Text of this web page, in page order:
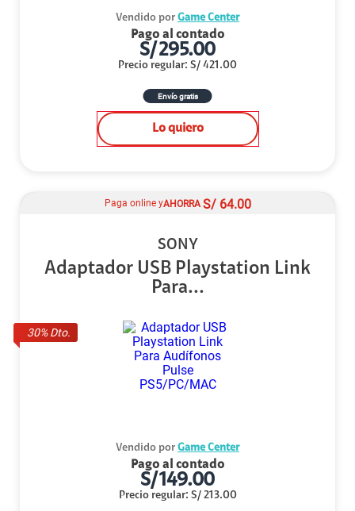
Vendido por Game Center
Pago al contado
S/295.00
Precio regular: S/ 421.00
Envío gratis
Lo quiero
30% Dto.
Paga online yAHORRA S/ 64.00
SONY
Adaptador USB Playstation Link
Para...
Vendido por Game Center
Pago al contado
S/149.00
Precio regular: S/ 213.00